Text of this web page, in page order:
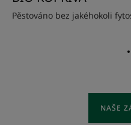
Pěstováno bez jakéhokoli
NAŠE